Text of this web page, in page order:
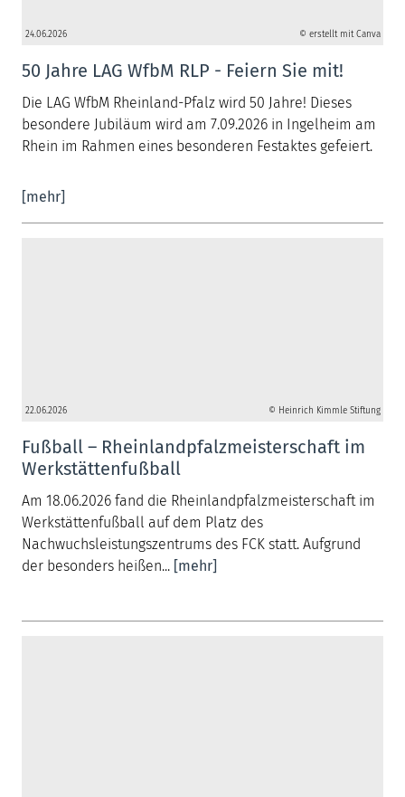
24.06.2026 © erstellt mit Canva
50 Jahre LAG WfbM RLP - Feiern Sie mit!
Die LAG WfbM Rheinland-Pfalz wird 50 Jahre! Dieses
besondere Jubiläum wird am 7.09.2026 in Ingelheim am
Rhein im Rahmen eines besonderen Festaktes gefeiert.
[mehr]
22.06.2026 © Heinrich Kimmle Stiftung
Fußball – Rheinlandpfalzmeisterschaft im
Werkstättenfußball
Am 18.06.2026 fand die Rheinlandpfalzmeisterschaft im
Werkstättenfußball auf dem Platz des
Nachwuchsleistungszentrums des FCK statt. Aufgrund
der besonders heißen... [mehr]